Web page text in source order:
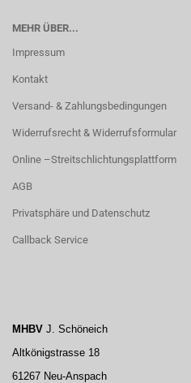
MEHR ÜBER...
Impressum
Kontakt
Versand- & Zahlungsbedingungen
Widerrufsrecht & Widerrufsformular
Online –Streitschlichtungsplattform
AGB
Privatsphäre und Datenschutz
Callback Service
MHBV J. Schöneich
Altkönigstrasse 18
61267 Neu-Anspach